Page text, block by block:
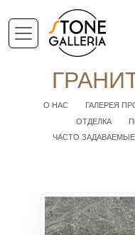
О НАС ГАЛЕРЕЯ
ОТДЕЛКА
ЧАСТО